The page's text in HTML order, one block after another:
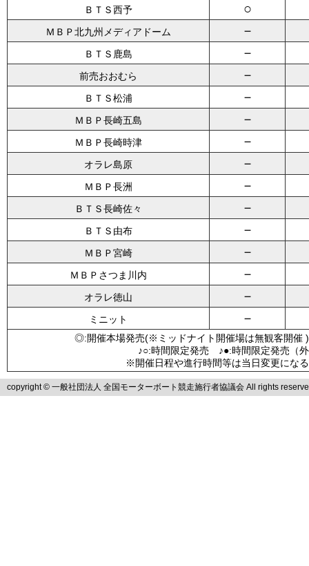
ＢＴＳ西予 ○
ＭＢＰ北九州メディアドーム －
ＢＴＳ鹿島 －
前売おおむら －
ＢＴＳ松浦 －
ＭＢＰ長崎五島 －
ＭＢＰ長崎時津 －
オラレ島原 －
ＭＢＰ長洲 －
ＢＴＳ長崎佐々 －
ＢＴＳ由布 －
ＭＢＰ宮崎 －
ＭＢＰさつま川内 －
オラレ徳山 －
ミニット －
◎:開催本場発売(※ミッドナイト開催場は無観客
♪○:時間限定発売 ♪●:時間限定発売
※開催日程や進行時間等は当日変更にな
copyright © 一般社団法人 全国モーターボート競走施行者協議会 All rights